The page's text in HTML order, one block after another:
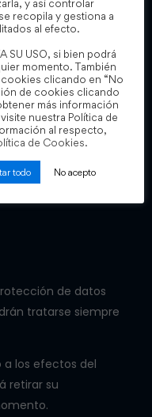
datos sobre su
en la política
sus Datos personales,
datos personales
recogemos y
el propósito de:
productos,
en el sector.
de datos
tratarse siempre
a los efectos del
retirar su
y así controlar
recopila y gestiona a
al efecto.
SU USO, si bien podrá
momento. También
cookies clicando en “No
de cookies clicando
más información
nuestra Política de
al respecto,
de Cookies.
todo No acepto